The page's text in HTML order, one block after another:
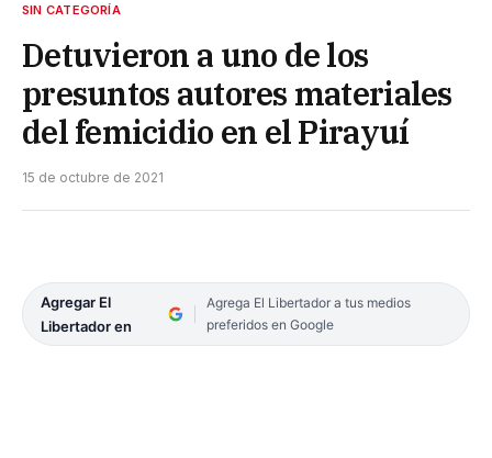
SIN CATEGORÍA
Detuvieron a uno de los
presuntos autores materiales
del femicidio en el Pirayuí
15 de octubre de 2021
Agregar El
Libertador en
Agrega El Libertador a tus medios
preferidos en Google